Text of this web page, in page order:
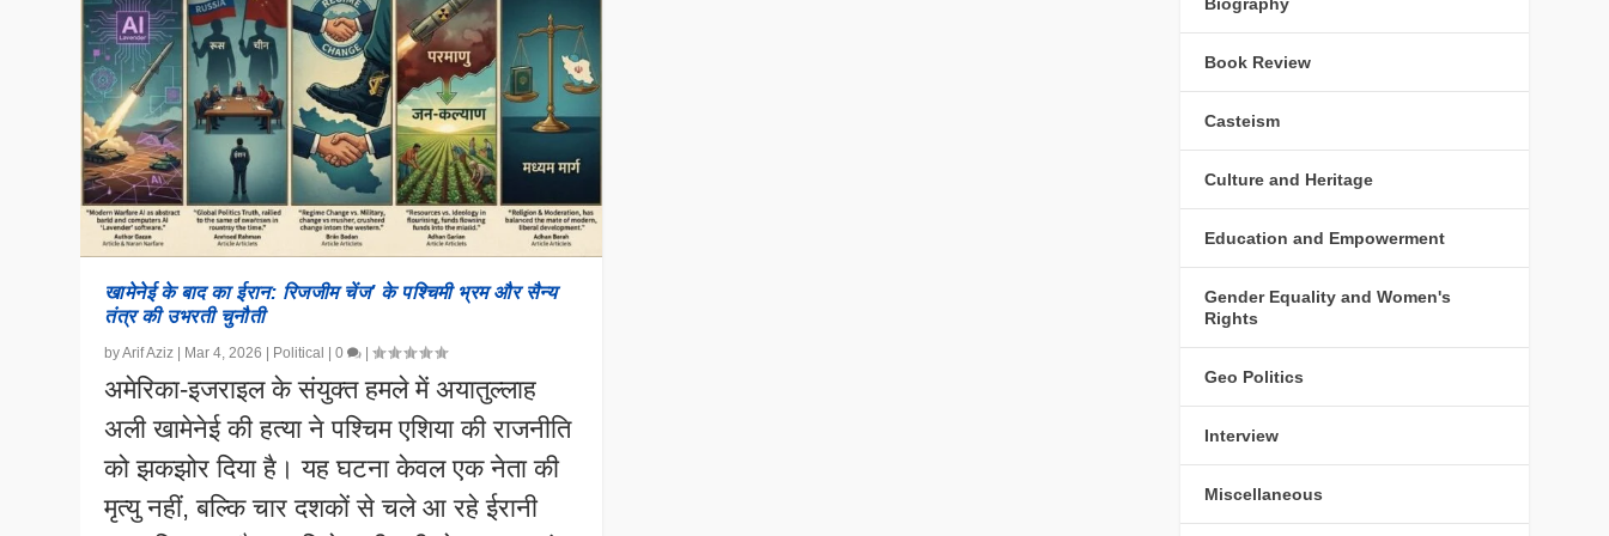
खामेनेई के बाद का ईरान: रिजजीम चेंज’ के पश्चिमी भ्रम और सैन्य
तंत्र की उभरती चुनौती
byArif Aziz | Mar 4, 2026 | Political |0 |
अमेरिका-इजराइल के संयुक्त हमले में अयातुल्लाह
अली खामेनेई की हत्या ने पश्चिम एशिया की राजनीति
को झकझोर दिया है। यह घटना केवल एक नेता की
मृत्यु नहीं, बल्कि चार दशकों से चले आ रहे ईरानी
Book Review
Casteism
Culture and Heritage
Education and Empowerment
Gender Equality and Women's
Rights
Geo Politics
Interview
Miscellaneous